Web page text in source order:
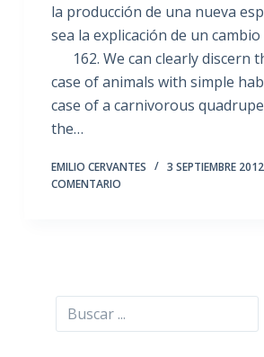
la producción de una nueva
sea la explicación de un
162. We can clearly discern
case of animals with simple
case of a carnivorous
the…
EMILIO CERVANTES 3 SEPTIEMBRE 2012
COMENTARIO
Buscar